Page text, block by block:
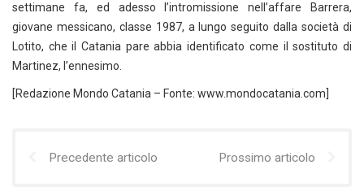
settimane fa, ed adesso l’intromissione nell’affare Barrera,
giovane messicano, classe 1987, a lungo seguito dalla società di
Lotito, che il Catania pare abbia identificato come il sostituto di
Martinez, l’ennesimo.
[Redazione Mondo Catania – Fonte: www.mondocatania.com]
Precedente articolo Prossimo articolo